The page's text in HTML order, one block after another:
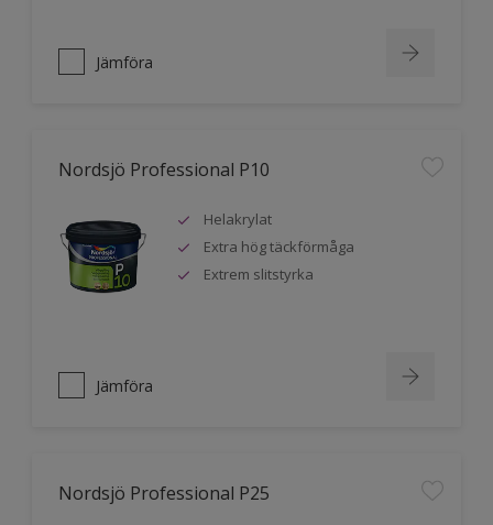
Jämföra
Nordsjö Professional P10
Helakrylat
Extra hög täckförmåga
Extrem slitstyrka
Jämföra
Nordsjö Professional P25